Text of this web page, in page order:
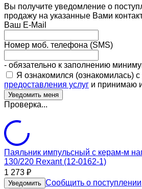
Вы получите уведомление о
продажу на указанные Вами
Ваш E-Mail
Номер моб. телефона (SMS)
- обязательно к заполнению
Я ознакомился (ознакомилась) с
предоставления услуг и принимаю
Проверка...
Паяльник импульсный с керам-м
130/220 Rexant (12-0162-1)
1 273 ₽
Уведомить Сообщить о поступлении